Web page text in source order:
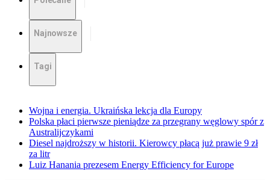
Najnowsze
Tagi
Wojna i energia. Ukraińska lekcja dla Europy
Polska płaci pierwsze pieniądze za przegrany węglowy spór z
Australijczykami
Diesel najdroższy w historii. Kierowcy płacą już prawie 9 zł
za litr
Luiz Hanania prezesem Energy Efficiency for Europe